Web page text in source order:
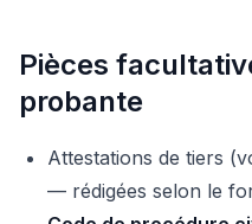
Pièces
probante
Attestations de tiers
— rédigées selon le